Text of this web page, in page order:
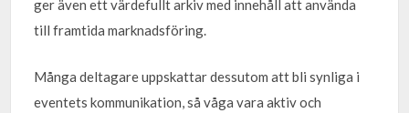
ger även ett värdefullt arkiv med innehåll att använda
till framtida marknadsföring.
Många deltagare uppskattar dessutom att bli synliga i
eventets kommunikation, så våga vara aktiv och